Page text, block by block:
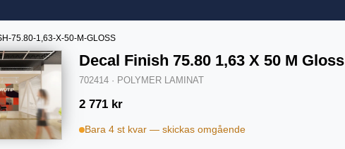
75.80-1,63-X-50-M-GLOSS
Decal Finish 75.80 1,63 X 50 M Gloss
702414 · POLYMER LAMINAT
2 771 kr
Bara 4 st kvar — skickas omgående